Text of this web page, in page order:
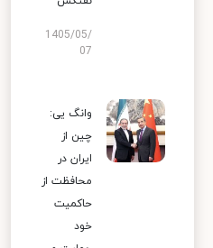
1405/05/
07
وانگ یی:
چین از
ایران در
محافظت از
حاکمیت
خود